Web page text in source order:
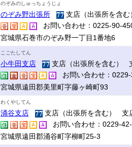
のぞみのしゅっちょうじょ
のぞみ野出張所
支店（出張所を含
お問い合わせ：0225-90-
宮城県石巻市のぞみ野一丁目1番地6
こごたしてん
小牛田支店
支店（出張所を含む）
お問い合わせ：
宮城県遠田郡美里町字藤ヶ崎町93
わくやしてん
涌谷支店
支店（出張所を含む） 支
お問い合わせ：0229-
宮城県遠田郡涌谷町字柳町25-3